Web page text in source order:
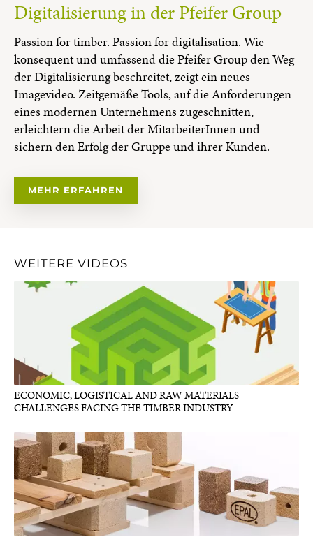
Digitalisierung in der Pfeifer Group
Passion for timber. Passion for digitalisation. Wie
konsequent und umfassend die Pfeifer Group den Weg
der Digitalisierung beschreitet, zeigt ein neues
Imagevideo. Zeitgemäße Tools, auf die Anforderungen
eines modernen Unternehmens zugeschnitten,
erleichtern die Arbeit der MitarbeiterInnen und
sichern den Erfolg der Gruppe und ihrer Kunden.
MEHR ERFAHREN
WEITERE VIDEOS
ECONOMIC, LOGISTICAL AND RAW MATERIALS
CHALLENGES FACING THE TIMBER INDUSTRY